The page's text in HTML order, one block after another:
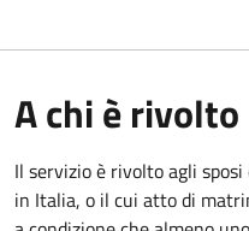
A chi è rivolto
Il servizio è rivolto agli
in Italia, o il cui atto di